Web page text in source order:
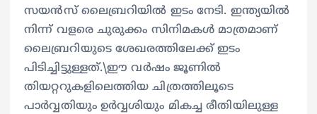
സയൻസ് ലൈബ്രറിയിൽ ഇടം നേടി. ഇന്ത്യയിൽ
നിന്ന് വളരെ ചുരുക്കം സിനിമകൾ മാത്രമാണ്
ലൈബ്രറിയുടെ ശേഖരത്തിലേക്ക് ഇടം
പിടിച്ചിട്ടുള്ളത്.\ഈ വർഷം ജൂണ‍ില്‍
തിയറ്ററുകളിലെത്തിയ ചിത്രത്തിലൂടെ
പാർവ്വതിയും ഉർവ്വശിയും മികച്ച രീതിയിലുള്ള